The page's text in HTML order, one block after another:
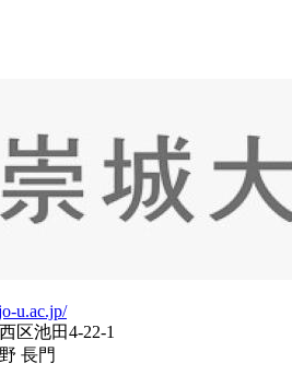
u.ac.jp/
区池田4-22-1
長門